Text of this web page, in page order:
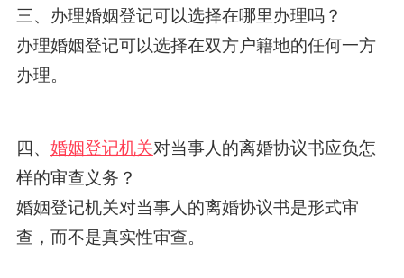
三、办理婚姻登记可以选择在哪里办理吗？
办理婚姻登记可以选择在双方户籍地的任何一方
办理。
四、 婚姻登记机关对当事人的离婚协议书应负怎
样的审查义务？
婚姻登记机关对当事人的离婚协议书是形式审
查，而不是真实性审查。